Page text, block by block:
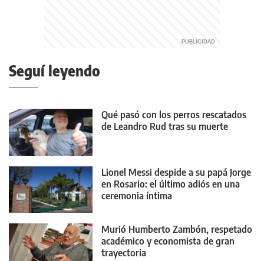
Seguí leyendo
Qué pasó con los perros rescatados
de Leandro Rud tras su muerte
Lionel Messi despide a su papá Jorge
en Rosario: el último adiós en una
ceremonia íntima
Murió Humberto Zambón, respetado
académico y economista de gran
trayectoria